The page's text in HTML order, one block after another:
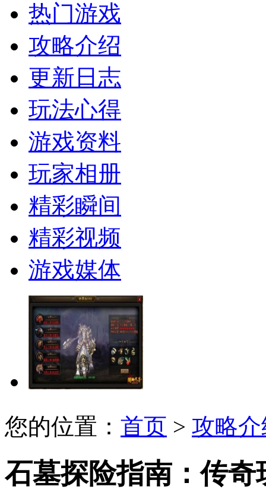
热门游戏
攻略介绍
更新日志
玩法心得
游戏资料
玩家相册
精彩瞬间
精彩视频
游戏媒体
您的位置： 首页 > 攻略
石墓探险指南：传奇